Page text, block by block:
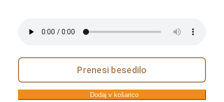
Prenesi besedilo
Dodaj v košarico